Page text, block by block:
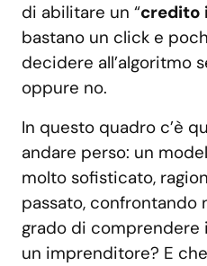
di abilitare un “credito
bastano un click e
decidere all’algoritmo
oppure no.
In questo quadro c’è
andare perso: un
molto sofisticato,
passato, confrontando
grado di comprendere
un imprenditore? E